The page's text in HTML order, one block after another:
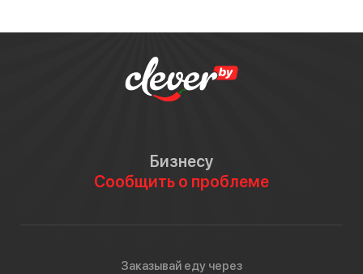
Бизнесу
Сообщить о проблеме
Заказывай еду через